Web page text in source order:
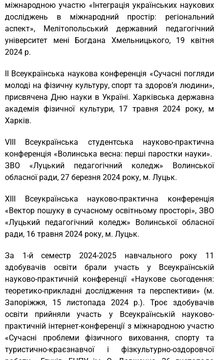
міжнародною участю «Інтеграція українських наукових
досліджень в міжнародний простір: регіональний
аспект», Мелітопольський державний педагогічний
університет мені Богдана Хмельницького, 19 квітня
2024 р.
ІІ Всеукраїнська наукова конференція «Сучасні погляди
молоді на фізичну культуру, спорт та здоров’я людини»,
присвячена Дню науки в Україні. Харківська державна
академія фізичної культури, 17 травня 2024 року, м
Харків.
VІІI Всеукраїнська студентська науково-практична
конференція «Волинська весна: перші паростки науки».
ЗВО «Луцький педагогічний коледж» Волинської
обласної ради, 27 березня 2024 року, м. Луцьк.
XІІІ Всеукраїнська науково-практична конференція
«Вектор пошуку в сучасному освітньому просторі», ЗВО
«Луцький педагогічний коледж» Волинської обласної
ради, 16 травня 2024 року, м. Луцьк.
За 1-й семестр 2024-2025 навчального року 11
здобувачів освіти брали участь у Всеукраїнській
науково-практичній конференції «Наукове сьогодення:
теоретико-прикладні дослідження та перспективи» (м.
Запоріжжя, 15 листопада 2024 р.). Троє здобувачів
освіти прийняли участь у Всеукраїнській науково-
практичній інтернет-конференції з міжнародною участю
«Сучасні проблеми фізичного виховання, спорту та
туристично-краєзнавчої і фізкультурно-оздоровчої